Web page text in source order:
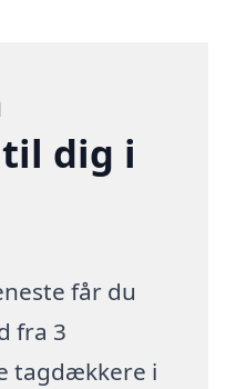
dig i
får du
fra 3
tagdækkere i